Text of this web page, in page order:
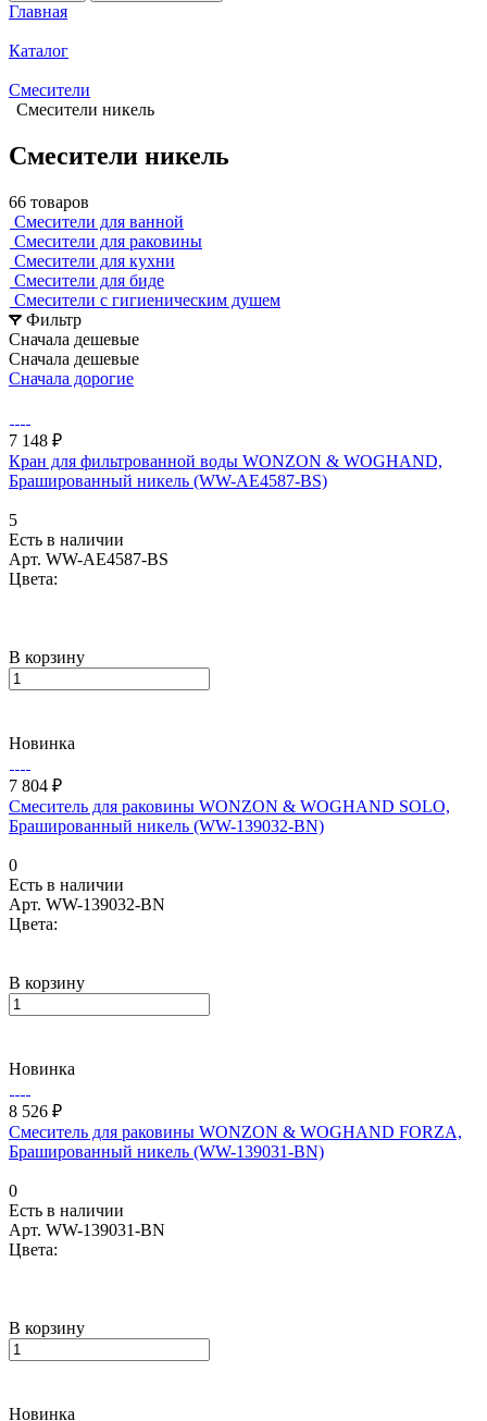
Главная
Каталог
Смесители
Смесители никель
Смесители никель
66 товаров
Смесители для ванной
Смесители для раковины
Смесители для кухни
Смесители для биде
Смесители с гигиеническим душем
Фильтр
Сначала дешевые
Сначала дешевые
Сначала дорогие
7 148 ₽
Кран для фильтрованной воды WONZON & WOGHAND,
Брашированный никель (WW-AE4587-BS)
5
Есть в наличии
Арт. WW-AE4587-BS
Цвета:
В корзину
Новинка
7 804 ₽
Смеситель для раковины WONZON & WOGHAND SOLO,
Брашированный никель (WW-139032-BN)
0
Есть в наличии
Арт. WW-139032-BN
Цвета:
В корзину
Новинка
8 526 ₽
Смеситель для раковины WONZON & WOGHAND FORZA,
Брашированный никель (WW-139031-BN)
0
Есть в наличии
Арт. WW-139031-BN
Цвета:
В корзину
Новинка